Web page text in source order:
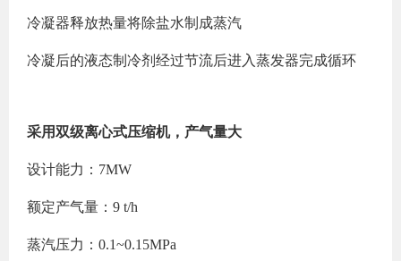
冷凝器释放热量将除盐水制成蒸汽
冷凝后的液态制冷剂经过节流后进入蒸发器完成循环
采用双级离心式压缩机，产气量大
设计能力：7MW
额定产气量：9 t/h
蒸汽压力：0.1~0.15MPa